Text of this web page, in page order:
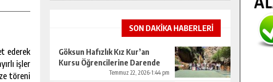
ederek
işler
töreni
SON DAKİKA HABERLERİ
Göksun Hafızlık Kız Kur’an
Kursu Öğrencilerine Darende
Temmuz 22, 2026-1:44 pm